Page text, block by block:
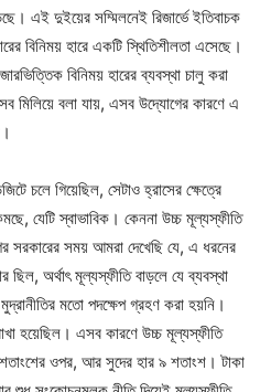
এই দুইয়ের সম্মিলনেই রিজার্ভে ইতিবাচক
বিনিময় হারে একটি স্থিতিশীলতা এসেছে।
বিনিময় হারের ব্যবস্থা চালু করা
মিলিয়ে বলা যায়, এসব উদ্যোগের কারণে এ
চলে গিয়েছিল, সেটাও হ্রাসের ক্ষেত্রে
যেটি স্বাভাবিক। কেননা উচ্চ মূল্যস্ফীতি
সরকারের সময় আমরা দেখেছি যে, এ ধরনের
ছিল, অর্থাৎ মূল্যস্ফীতি বাড়লে যে ব্যবস্থা
মতো পদক্ষেপ গ্রহণ করা হয়নি।
হয়েছিল। এসব কারণে উচ্চ মূল্যস্ফীতি
ওপর, আর সুদের হার ৯ শতাংশ। টাকা